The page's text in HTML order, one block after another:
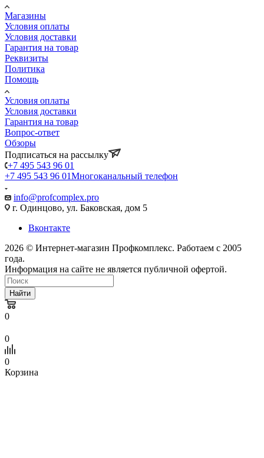
Магазины
Условия оплаты
Условия доставки
Гарантия на товар
Реквизиты
Политика
Помощь
Условия оплаты
Условия доставки
Гарантия на товар
Вопрос-ответ
Обзоры
Подписаться на рассылку
+7 495 543 96 01
+7 495 543 96 01Многоканальный телефон
info@profcomplex.pro
г. Одинцово, ул. Баковская, дом 5
Вконтакте
2026 © Интернет-магазин Профкомплекс. Работаем с 2005
года.
Информация на сайте не является публичной офертой.
Найти
0
0
0
Корзина